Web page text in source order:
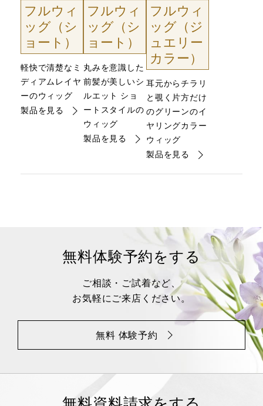
フルウィ
ッグ（シ
ョート）
軽快で清楚なミ
ディアムレイヤ
ーのウィッグ
製品を見る
フルウィ
ッグ（シ
ョート）
丸みを意識した
前髪が美しいシ
ルエット ショ
ートスタイルの
ウィッグ
製品を見る
フルウィ
ッグ（ジ
ュエリー
カラー）
耳元からチラリ
と覗く片方だけ
のグリーンのイ
ヤリングカラー
ウィッグ
製品を見る
無料体験予約をする
ご相談・ご試着など、
お気軽にご来店ください。
無料 体験予約